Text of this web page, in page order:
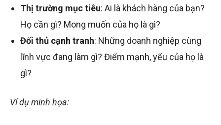
Thị trường mục tiêu: Ai là khách hàng của bạn?
Họ cần gì? Mong muốn của họ là gì?
Đối thủ cạnh tranh: Những doanh nghiệp cùng
lĩnh vực đang làm gì? Điểm mạnh, yếu của họ là
gì?
Ví dụ minh họa: